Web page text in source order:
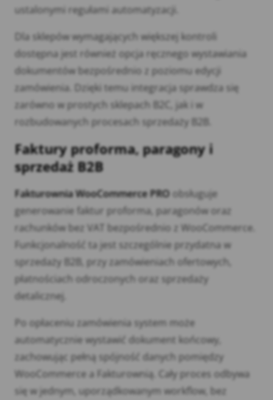
ustalonymi regułami automatyzacji.
Dla sklepów wymagających większej kontroli
dostępna jest również opcja ręcznego wystawiania
dokumentów bezpośrednio z poziomu edycji
zamówienia. Dzięki temu integracja sprawdza się
zarówno w prostych sklepach B2C, jak i w
rozbudowanych procesach sprzedaży B2B.
Faktury proforma, paragony i
sprzedaż B2B
Fakturownia WooCommerce PRO obsługuje
generowanie faktur proforma, paragonów oraz
rachunków bez VAT bezpośrednio z WooCommerce.
Funkcjonalność ta jest szczególnie przydatna w
sprzedaży B2B, przy zamówieniach ofertowych,
płatnościach odroczonych oraz sprzedaży
detalicznej.
Po opłaceniu zamówienia system może
automatycznie wystawić dokument końcowy,
zachowując pełną spójność danych pomiędzy
WooCommerce a Fakturownią. Cały proces odbywa
się w jednym, uporządkowanym workflow, bez